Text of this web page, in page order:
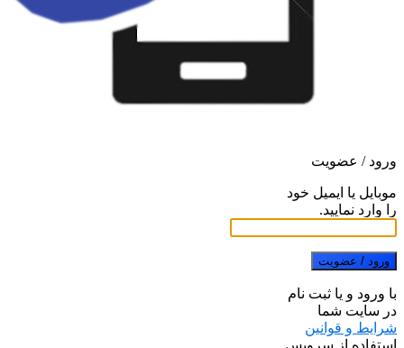
ورود / عضویت
موبایل یا ایمیل خود
را وارد نمایید.
ورود / عضویت
با ورود و یا ثبت نام
در سایت شما
شرایط و قوانین
استفاده از سرویس